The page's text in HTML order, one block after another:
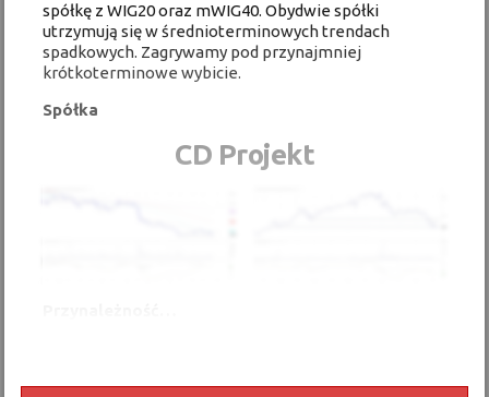
spółkę z WIG20 oraz mWIG40. Obydwie spółki
utrzymują się w średnioterminowych trendach
spadkowych. Zagrywamy pod przynajmniej
krótkoterminowe wybicie.
Spółka
CD Projekt